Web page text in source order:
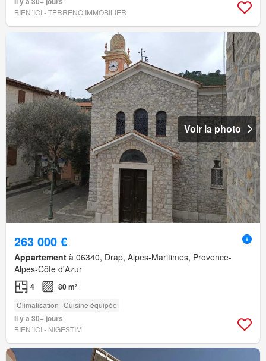
BIEN´ICI - TERRENO.IMMOBILIER
Voir la photo
263 000 €
Appartement à 06340, Drap, Alpes-Maritimes, Provence-
Alpes-Côte d'Azur
4 80 m²
Climatisation Cuisine équipée
Il y a 30+ jours
BIEN´ICI - NIGESTIM